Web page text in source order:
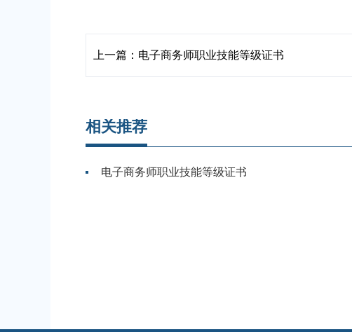
上一篇：电子商务师职业技能等级证书
相关推荐
电子商务师职业技能等级证书